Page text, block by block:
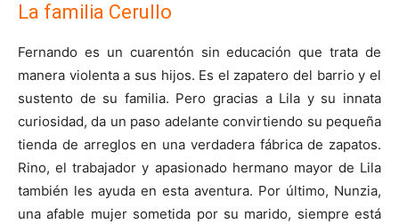
La familia Cerullo
Fernando es un cuarentón sin educación que trata de
manera violenta a sus hijos. Es el zapatero del barrio y el
sustento de su familia. Pero gracias a Lila y su innata
curiosidad, da un paso adelante convirtiendo su pequeña
tienda de arreglos en una verdadera fábrica de zapatos.
Rino, el trabajador y apasionado hermano mayor de Lila
también les ayuda en esta aventura. Por último, Nunzia,
una afable mujer sometida por su marido, siempre está